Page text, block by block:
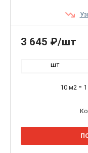
3 645 ₽/шт
шт
10 м2 =